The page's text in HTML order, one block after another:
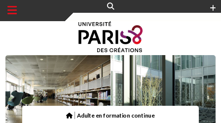
|Adulte en formation continue
Panneau de gestion des cookies